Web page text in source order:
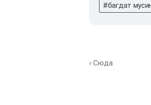
#багдат
‹ Сюда